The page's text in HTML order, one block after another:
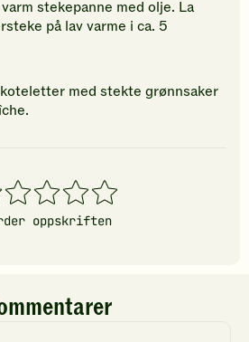
stekepanne med olje. La
på lav varme i ca. 5
med stekte grønnsaker
2
stjerner
3
stjerner
4
stjerner
5
stjerner
oppskriften